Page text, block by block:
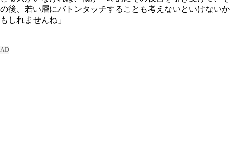
の後、若い層にバトンタッチすることも考えないといけないか
もしれませんね」